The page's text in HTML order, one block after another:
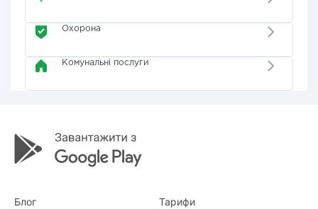
Охорона
Комунальні послуги
Блог Тарифи